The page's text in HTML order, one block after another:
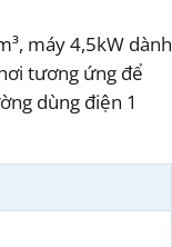
máy 4,5kW dành
tương ứng để
dùng điện 1